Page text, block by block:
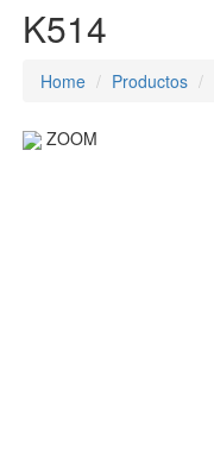
K514
Home Productos
ZOOM